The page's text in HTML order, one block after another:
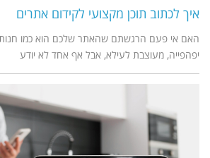
איך לכתוב תוכן מקצועי לקידום אתרים
האם אי פעם הרגשתם שהאתר שלכם הוא כמו
יפהפייה, מעוצבת לעילא, אבל אף אחד לא יודע